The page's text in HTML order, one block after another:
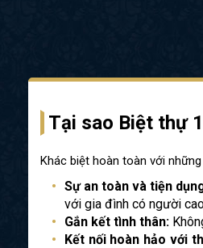
Tại sao Biệt thự
Khác biệt hoàn toàn với
Sự an toàn và tiện
với gia đình có người
Gắn kết tình thân:
Kết nối hoàn hảo với